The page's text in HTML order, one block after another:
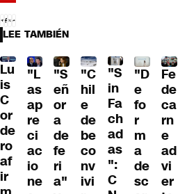
LEE TAMBIÉN
Lu
is
C
or
de
ro
af
ir
"L
as
ap
re
ci
ac
io
ne
"S
eñ
or
a
de
fe
ri
a"
"C
hil
e
de
be
co
nv
ivi
"S
in
Fa
ch
ad
as
":
C
"D
e
fo
r
m
a
de
sc
Fe
de
ca
rn
e
ad
vi
er